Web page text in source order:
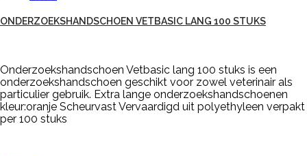
ONDERZOEKSHANDSCHOEN VETBASIC LANG 100 STUKS
Onderzoekshandschoen Vetbasic lang 100 stuks is een
onderzoekshandschoen geschikt voor zowel veterinair als
particulier gebruik. Extra lange onderzoekshandschoenen
kleur:oranje Scheurvast Vervaardigd uit polyethyleen verpakt
per 100 stuks